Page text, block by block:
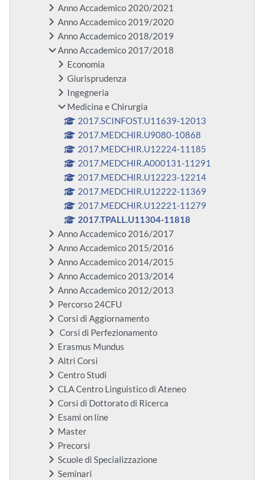
Anno Accademico 2020/2021
Anno Accademico 2019/2020
Anno Accademico 2018/2019
Anno Accademico 2017/2018
Economia
Giurisprudenza
Ingegneria
Medicina e Chirurgia
2017.SCINFOST.U11639-12013
2017.MEDCHIR.U9080-10868
2017.MEDCHIR.U12224-11185
2017.MEDCHIR.A000131-11291
2017.MEDCHIR.U12223-12214
2017.MEDCHIR.U12222-11369
2017.MEDCHIR.U12221-11279
2017.TPALL.U11304-11818
Anno Accademico 2016/2017
Anno Accademico 2015/2016
Anno Accademico 2014/2015
Anno Accademico 2013/2014
Anno Accademico 2012/2013
Percorso 24CFU
Corsi di Aggiornamento
Corsi di Perfezionamento
Erasmus Mundus
Altri Corsi
Centro Studi
CLA Centro Linguistico di Ateneo
Corsi di Dottorato di Ricerca
Esami on line
Master
Precorsi
Scuole di Specializzazione
Seminari